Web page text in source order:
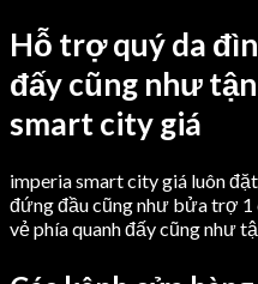
Hỗ trợ quý da
đấy cũng như
smart city giá
imperia smart city giá luôn
đứng đầu cũng như bửa trợ
vẻ phía quanh đấy cũng như